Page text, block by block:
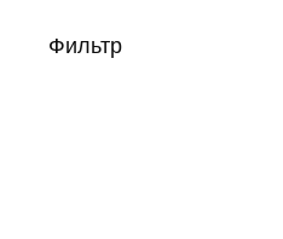
Фильтр